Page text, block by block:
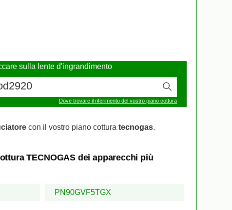
sulla lente d'ingrandimento
Dove trovare il riferimento del vostro piano cottura
con il vostro piano cottura tecnogas.
TECNOGAS dei apparecchi più
PN90GVF5TGX